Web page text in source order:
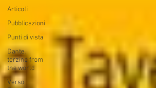
Articoli
Pubblicazioni
Punti di vista
Dante,
terzine from
the world
Verso